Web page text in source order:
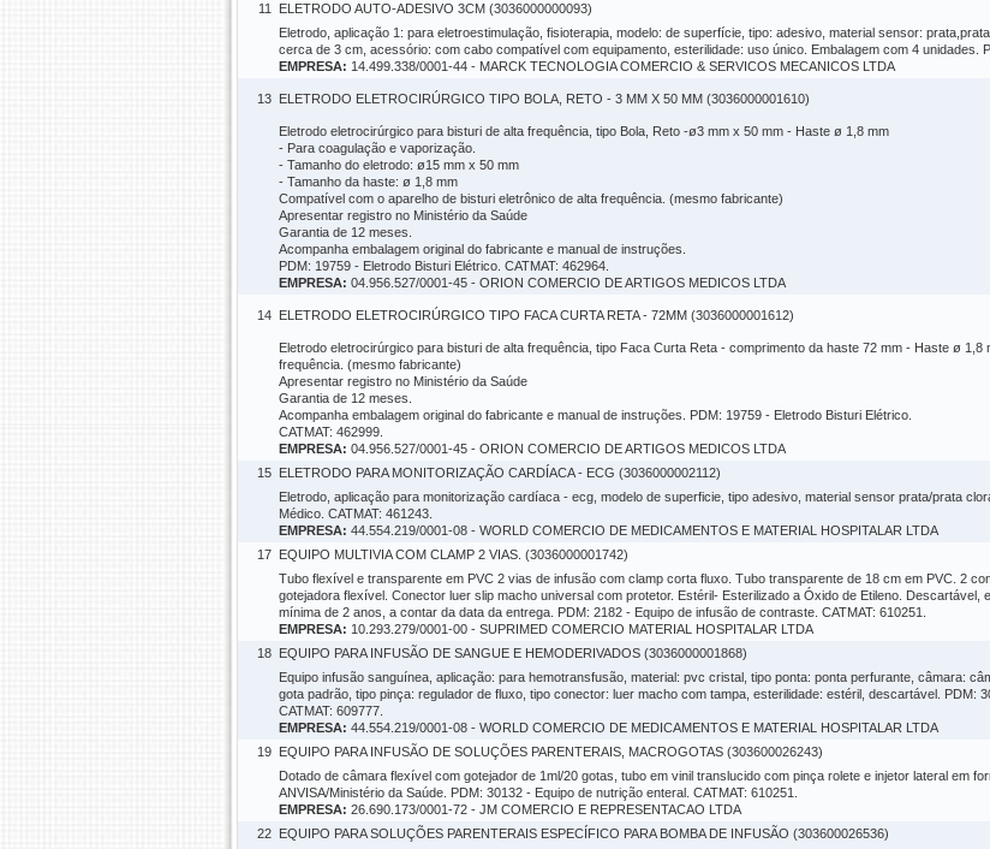
11
ELETRODO AUTO-ADESIVO 3CM (3036000000093)
Eletrodo, aplicação 1: para eletroestimulação, fisioterapia, modelo: de superfície, tipo: adesivo, material sensor:
cerca de 3 cm, acessório: com cabo compatível com equipamento, esterilidade: uso único. Embalagem com 4 unidades.
EMPRESA: 14.499.338/0001-44 - MARCK TECNOLOGIA COMERCIO & SERVICOS MECANICOS LTDA
13 ELETRODO ELETROCIRÚRGICO TIPO BOLA, RETO - 3 MM X 50 MM (3036000001610)
Eletrodo eletrocirúrgico para bisturi de alta frequência, tipo Bola, Reto -ø3 mm x 50 mm - Haste ø 1,8 mm
- Para coagulação e vaporização.
- Tamanho do eletrodo: ø15 mm x 50 mm
- Tamanho da haste: ø 1,8 mm
Compatível com o aparelho de bisturi eletrônico de alta frequência. (mesmo fabricante)
Apresentar registro no Ministério da Saúde
Garantia de 12 meses.
Acompanha embalagem original do fabricante e manual de instruções.
PDM: 19759 - Eletrodo Bisturi Elétrico. CATMAT: 462964.
EMPRESA: 04.956.527/0001-45 - ORION COMERCIO DE ARTIGOS MEDICOS LTDA
14 ELETRODO ELETROCIRÚRGICO TIPO FACA CURTA RETA - 72MM (3036000001612)
Eletrodo eletrocirúrgico para bisturi de alta frequência, tipo Faca Curta Reta - comprimento da haste 72 mm - Haste ø
frequência. (mesmo fabricante)
Apresentar registro no Ministério da Saúde
Garantia de 12 meses.
Acompanha embalagem original do fabricante e manual de instruções. PDM: 19759 - Eletrodo Bisturi Elétrico.
CATMAT: 462999.
EMPRESA: 04.956.527/0001-45 - ORION COMERCIO DE ARTIGOS MEDICOS LTDA
15 ELETRODO PARA MONITORIZAÇÃO CARDÍACA - ECG (3036000002112)
Eletrodo, aplicação para monitorização cardíaca - ecg, modelo de superficie, tipo adesivo, material sensor prata/prata
Médico. CATMAT: 461243.
EMPRESA: 44.554.219/0001-08 - WORLD COMERCIO DE MEDICAMENTOS E MATERIAL HOSPITALAR LTDA
17 EQUIPO MULTIVIA COM CLAMP 2 VIAS. (3036000001742)
Tubo flexível e transparente em PVC 2 vias de infusão com clamp corta fluxo. Tubo transparente de 18 cm em PVC. 2
gotejadora flexível. Conector luer slip macho universal com protetor. Estéril- Esterilizado a Óxido de Etileno. Descartável,
mínima de 2 anos, a contar da data da entrega. PDM: 2182 - Equipo de infusão de contraste. CATMAT: 610251.
EMPRESA: 10.293.279/0001-00 - SUPRIMED COMERCIO MATERIAL HOSPITALAR LTDA
18 EQUIPO PARA INFUSÃO DE SANGUE E HEMODERIVADOS (3036000001868)
Equipo infusão sanguínea, aplicação: para hemotransfusão, material: pvc cristal, tipo ponta: ponta perfurante, câmara:
gota padrão, tipo pinça: regulador de fluxo, tipo conector: luer macho com tampa, esterilidade: estéril, descartável. PDM:
CATMAT: 609777.
EMPRESA: 44.554.219/0001-08 - WORLD COMERCIO DE MEDICAMENTOS E MATERIAL HOSPITALAR LTDA
19 EQUIPO PARA INFUSÃO DE SOLUÇÕES PARENTERAIS, MACROGOTAS (303600026243)
Dotado de câmara flexível com gotejador de 1ml/20 gotas, tubo em vinil translucido com pinça rolete e injetor lateral em
ANVISA/Ministério da Saúde. PDM: 30132 - Equipo de nutrição enteral. CATMAT: 610251.
EMPRESA: 26.690.173/0001-72 - JM COMERCIO E REPRESENTACAO LTDA
22 EQUIPO PARA SOLUÇÕES PARENTERAIS ESPECÍFICO PARA BOMBA DE INFUSÃO (303600026536)